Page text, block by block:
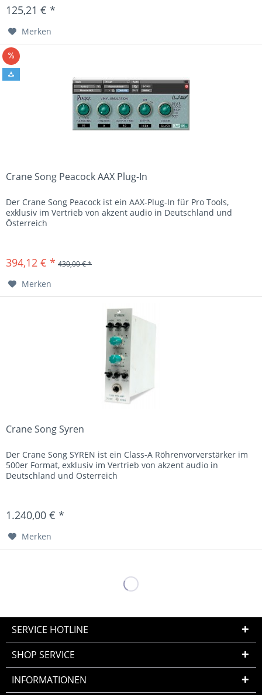
125,21 € *
Merken
Crane Song Peacock AAX Plug-In
Der Crane Song Peacock ist ein AAX-Plug-In für Pro Tools,
exklusiv im Vertrieb von akzent audio in Deutschland und
Österreich
394,12 € * 430,00 € *
Merken
Crane Song Syren
Der Crane Song SYREN ist ein Class-A Röhrenvorverstärker im
500er Format, exklusiv im Vertrieb von akzent audio in
Deutschland und Österreich
1.240,00 € *
Merken
SERVICE HOTLINE
SHOP SERVICE
INFORMATIONEN